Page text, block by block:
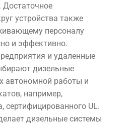
Достаточное
устройства также
персоналу
и эффективно.
и удаленные
дизельные
автономной работы и
например,
сертифицированного UL.
дизельные системы